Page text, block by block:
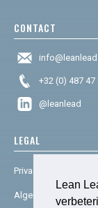
Lean
CONTACT
+32 (0) 487 47
@leanlead
LEGAL
Privacy & cookies
Algemene